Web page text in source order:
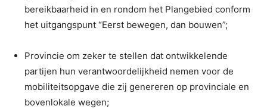
bereikbaarheid in en rondom het Plangebied conform
het uitgangspunt “Eerst bewegen, dan bouwen”;
Provincie om zeker te stellen dat ontwikkelende
partijen hun verantwoordelijkheid nemen voor de
mobiliteitsopgave die zij genereren op provinciale en
bovenlokale wegen;